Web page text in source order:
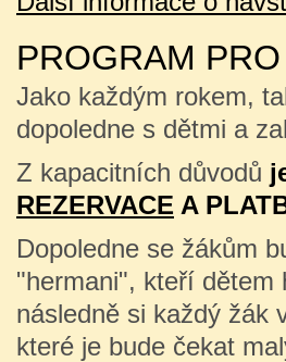
PROGRAM
Jako každým rokem,
dopoledne s dětmi a
Z kapacitních důvodů
REZERVACE A
Dopoledne se žákům
"hermani", kteří dětem
následně si každý žák
které je bude čekat